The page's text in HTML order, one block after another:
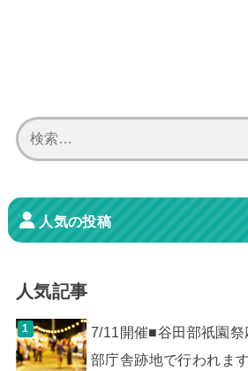
索:
人気の投稿
人気記事
7/11開催■谷田部祇園
部庁舎跡地で行われます